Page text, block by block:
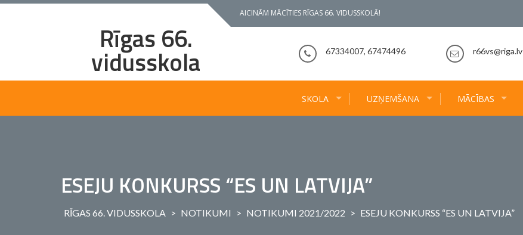
Skip
AICINĀM MĀCĪTIES RĪGAS 66. VIDUSSKOLĀ!
Rīgas 66.
vidusskola 67334007, 67474496 r66vs@riga.lv
SKOLA UZŅEMŠANA MĀCĪBAS
ESEJU KONKURSS “ES UN LATVIJA”
RĪGAS 66. VIDUSSKOLA > NOTIKUMI > NOTIKUMI 2021/2022 > ESEJU KONKURSS “ES UN LATVIJA”